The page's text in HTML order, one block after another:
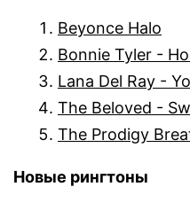
Beyonce Halo
Bonnie Tyler -
Lana Del Ray -
The Beloved -
The Prodigy
Новые рингтоны